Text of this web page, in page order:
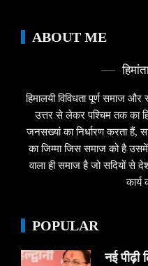
ABOUT ME
हिमालयी विविधता पूर्ण समाज
उत्तर से लेकर पश्चिम तक का
जनसख्यां का निर्धारण करता हैं,
का जिम्मा जिस समाज को है
वाला ही समाज है जो सदियों से
कार्य
POPULAR
नई पीढ़ी